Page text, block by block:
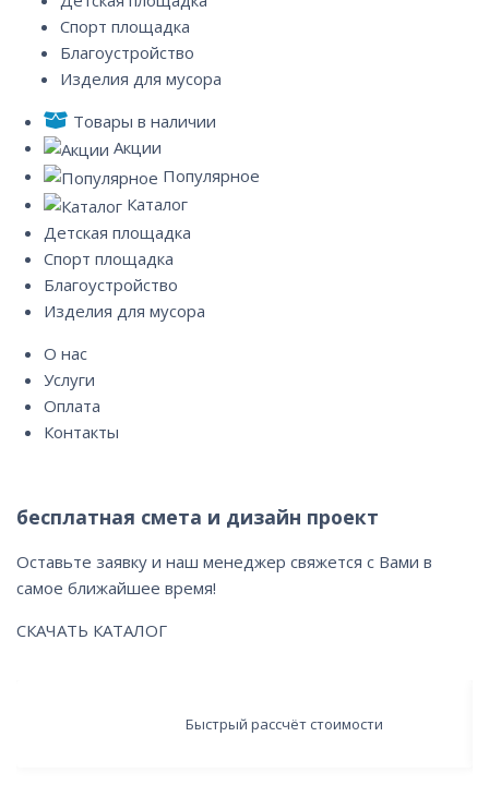
Спорт площадка
Благоустройство
Изделия для мусора
Товары в наличии
Акции
Популярное
Каталог
Детская площадка
Спорт площадка
Благоустройство
Изделия для мусора
О нас
Услуги
Оплата
Контакты
бесплатная смета и дизайн проект
Оставьте заявку и наш менеджер свяжется с Вами в
самое ближайшее время!
СКАЧАТЬ КАТАЛОГ
Быстрый рассчёт стоимости